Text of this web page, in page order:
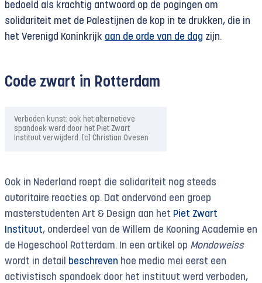
bedoeld als krachtig antwoord op de pogingen om
solidariteit met de Palestijnen de kop in te drukken, die in
het Verenigd Koninkrijk aan de orde van de dag zijn.
Code zwart in Rotterdam
Verboden kunst: ook het alternatieve
spandoek werd door het Piet Zwart
Instituut verwijderd. [c] Christian Ovesen
Ook in Nederland roept die solidariteit nog steeds
autoritaire reacties op. Dat ondervond een groep
masterstudenten Art & Design aan het Piet Zwart
Instituut, onderdeel van de Willem de Kooning Academie en
de Hogeschool Rotterdam. In een artikel op Mondoweiss
wordt in detail
beschreven hoe medio mei eerst een
activistisch spandoek door het instituut werd verboden,